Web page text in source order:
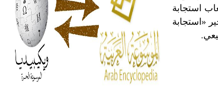
استجابة
«استجابة
الدين والفلسفة.
- هل تعلم أن المرجان إفراز حيواني
يتكون في البحر ويتركب من مادة
كربونات الكلسيوم، وهو أحمر أو شديد
الحمرة وهو أجود أنواعه، ويمتاز بكبر
الحجم ويسمى الش